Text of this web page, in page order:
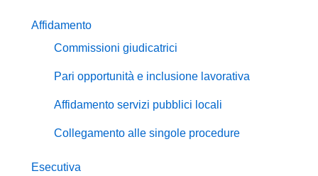
Affidamento
Commissioni giudicatrici
Pari opportunità e inclusione lavorativa
Affidamento servizi pubblici locali
Collegamento alle singole procedure
Esecutiva